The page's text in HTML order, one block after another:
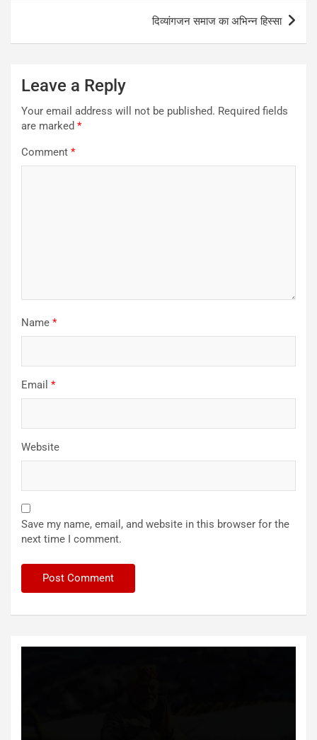
दिव्यांगजन समाज का अभिन्न हिस्सा
Leave a Reply
Your email address will not be published. Required fields
are marked *
Comment *
Name *
Email *
Website
Save my name, email, and website in this browser for the
next time I comment.